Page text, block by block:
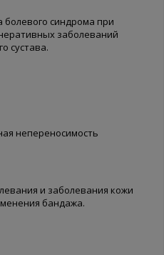
болевого синдрома при
заболеваний
сустава.
непереносимость
и заболевания кожи
бандажа.